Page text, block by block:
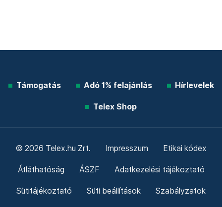
Támogatás Adó 1% felajánlás Hírlevelek
Telex Shop
© 2026 Telex.hu Zrt. Impresszum Etikai kódex
Átláthatóság ÁSZF Adatkezelési tájékoztató
Sütitájékoztató Süti beállítások Szabályzatok